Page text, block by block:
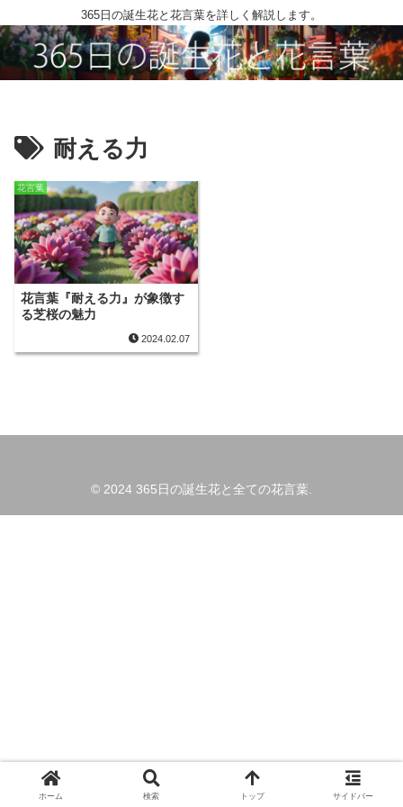
365日の誕生花と花言葉を詳しく解説します。
耐える力
花言葉
花言葉『耐える力』が象徴す
る芝桜の魅力
2024.02.07
© 2024 365日の誕生花と全ての花言葉.
ホーム 検索 トップ サイドバー